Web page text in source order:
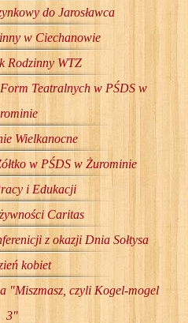
do Jarosławca
w Ciechanowie
Rodzinny WTZ
Teatralnych w PŚDS w
Wielkanocne
w PŚDS w Żurominie
i Edukacji
Caritas
z okazji Dnia Sołtysa
kobiet
"Miszmasz, czyli Kogel-mogel
3"